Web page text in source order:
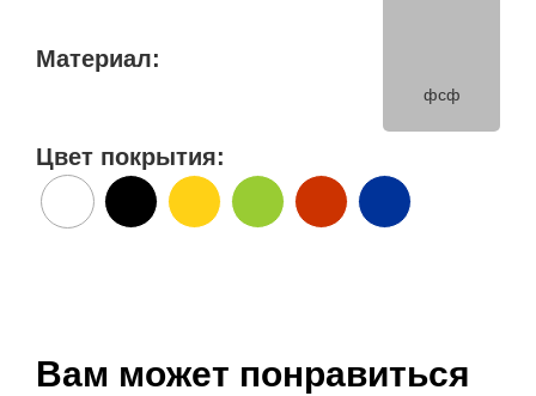
Материал:
фсф
Цвет покрытия:
Вам может понравиться